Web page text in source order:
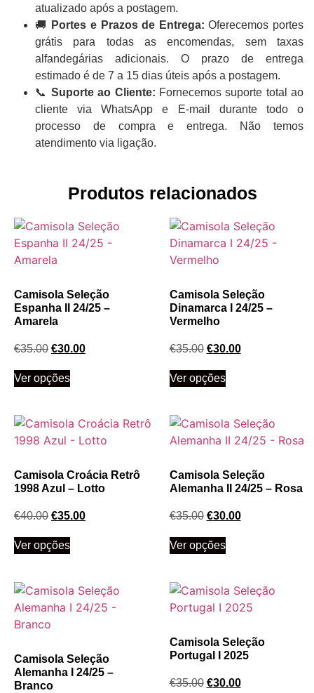
atualizado após a postagem.
🚚
Portes e Prazos de Entrega: Oferecemos portes
grátis para todas as encomendas, sem taxas
alfandegárias adicionais. O prazo de entrega
estimado é de 7 a 15 dias úteis após a postagem.
📞 Suporte ao Cliente: Fornecemos suporte total ao
cliente via WhatsApp e E-mail durante todo o
processo de compra e entrega. Não temos
atendimento via ligação.
Produtos relacionados
Camisola Seleção
Espanha II 24/25 –
Amarela
€35.00 €30.00
Ver opções
Camisola Seleção
Dinamarca I 24/25 –
Vermelho
€35.00 €30.00
Ver opções
Camisola Croácia Retrô
1998 Azul – Lotto
€40.00 €35.00
Ver opções
Camisola Seleção
Alemanha II 24/25 – Rosa
€35.00 €30.00
Ver opções
Camisola Seleção
Alemanha I 24/25 –
Branco
Camisola Seleção
Portugal I 2025
€35.00 €30.00